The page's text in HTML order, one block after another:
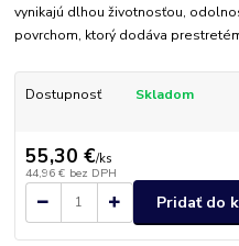
vynikajú dlhou životnosťou,
povrchom, ktorý dodáva
Dostupnosť Skladom
55,30 €/ks
44,96 € bez DPH
Pridať do